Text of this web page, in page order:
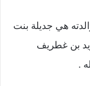
هي جديلة بنت
بن غطريف
.